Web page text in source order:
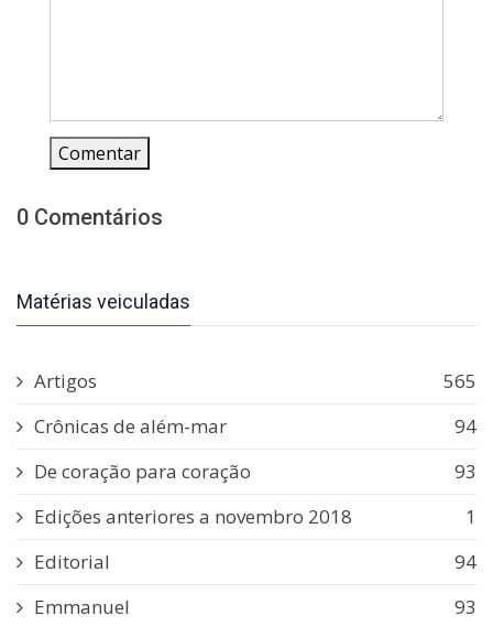
Comentar
0 Comentários
Matérias veiculadas
Artigos
565
Crônicas de além-mar
94
De coração para coração
93
Edições anteriores a novembro 2018
1
Editorial
94
Emmanuel
93